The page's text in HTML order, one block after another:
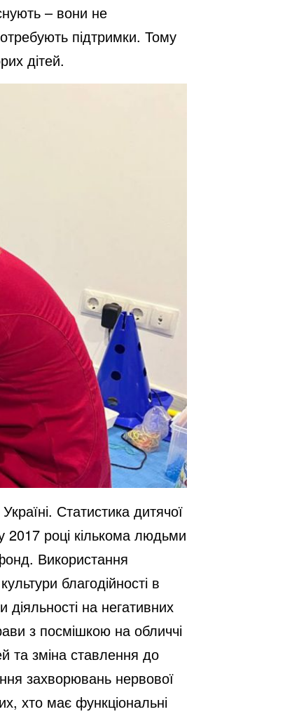
– вони не
підтримки. Тому
дітей.
Статистика дитячої
році кількома людьми
Використання
благодійності в
діяльності на негативних
з посмішкою на обличчі
та зміна ставлення до
захворювань нервової
хто має функціональні